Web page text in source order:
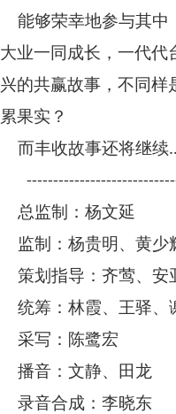
能够荣幸地参与其中
大业一同成长，一代代
兴的共赢故事，不同样
累果实？
而丰收故事还将继
总监制：杨文延
监制：杨贵明、黄少
策划指导：齐莺、安
统筹：林霞、王驿、
采写：陈鹭宏
播音：文静、田龙
录音合成：李晓东